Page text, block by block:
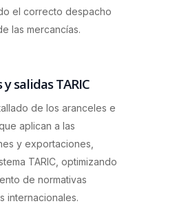
el correcto despacho
las mercancías.
salidas TARIC
de los aranceles e
aplican a las
y exportaciones,
TARIC, optimizando
de normativas
internacionales.